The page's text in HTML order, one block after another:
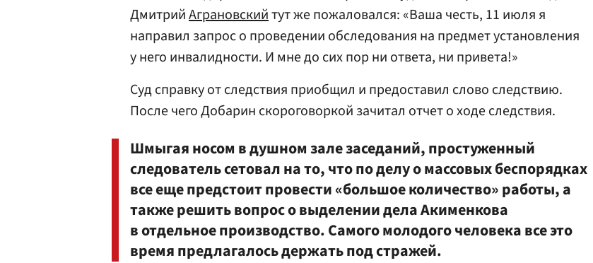
ДмитрийАграновскийтут же пожаловался: «Ваша честь, 11 июля я
направил запрос о проведении обследования на предмет установления
у него инвалидности. И мне до сих пор ни ответа, ни привета!»
Суд справку от следствия приобщил и предоставил слово следствию.
После чего Добарин скороговоркой зачитал отчет о ходе следствия.
Шмыгая носом в душном зале заседаний, простуженный
следователь сетовал на то, что по делу о массовых беспорядках
все еще предстоит провести «большое количество» работы, а
также решить вопрос о выделении дела Акименкова
в отдельное производство. Самого молодого человека все это
время предлагалось держать под стражей.